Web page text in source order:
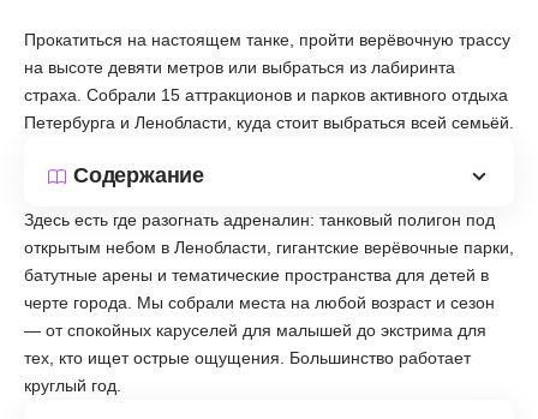
Прокатиться на настоящем танке, пройти верёвочную трассу
на высоте девяти метров или выбраться из лабиринта
страха. Собрали 15 аттракционов и парков активного отдыха
Петербурга и Ленобласти, куда стоит выбраться всей семьёй.
Содержание
Здесь есть где разогнать адреналин: танковый полигон под
открытым небом в Ленобласти, гигантские верёвочные парки,
батутные арены и тематические пространства для детей в
черте города. Мы собрали места на любой возраст и сезон
— от спокойных каруселей для малышей до экстрима для
тех, кто ищет острые ощущения. Большинство работает
круглый год.